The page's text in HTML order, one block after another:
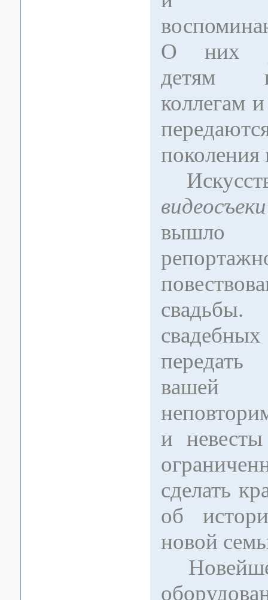
О них
детям
коллегам
поколения
видеосъеки
вышло
вашей
и
сделать
об
новой